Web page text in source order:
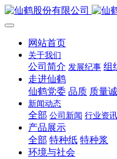
网站首页
关于我们
公司简介 发展纪事 组
走进仙鹤
仙鹤党委 品质 质量
新闻动态
全部 公司新闻 行业资讯
产品展示
全部 特种纸 特种浆
环境与社会